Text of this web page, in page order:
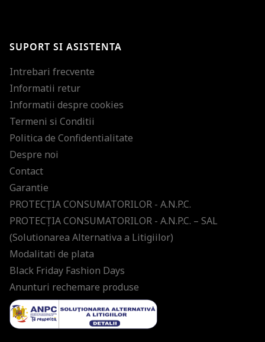
ultimele tendinte in moda!
SUPORT SI ASISTENTA
Intrebari frecvente
Informatii retur
Informatii despre cookies
Termeni si Conditii
Politica de Confidentialitate
Despre noi
Contact
Garantie
PROTECŢIA CONSUMATORILOR - A.N.P.C.
PROTECŢIA CONSUMATORILOR - A.N.P.C. – SAL
(Solutionarea Alternativa a Litigiilor)
Modalitati de plata
Black Friday Fashion Days
Anunturi rechemare produse